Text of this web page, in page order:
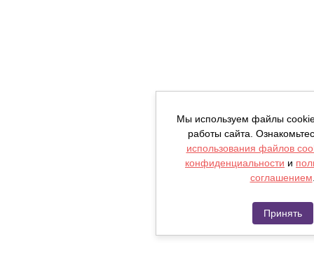
Мы используем файлы
работы сайта.
использования файлов
конфиденциальности и
соглашением
Принять